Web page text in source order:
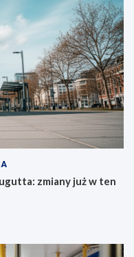
zmiany już w ten